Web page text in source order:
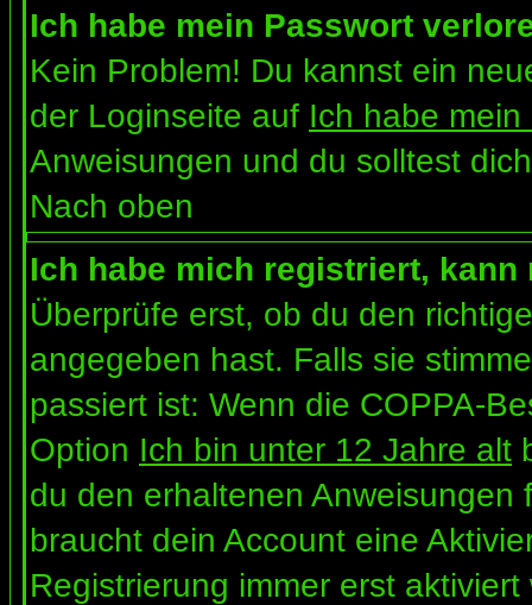
Ich habe mein Passwort
Kein Problem! Du kannst ein
der Loginseite auf Ich habe
Anweisungen und du solltest
Nach oben
Ich habe mich registriert,
Überprüfe erst, ob du den
angegeben hast. Falls sie
passiert ist: Wenn die COPPA-
Option Ich bin unter 12 Jahre alt
du den erhaltenen
braucht dein Account eine
Registrierung immer erst